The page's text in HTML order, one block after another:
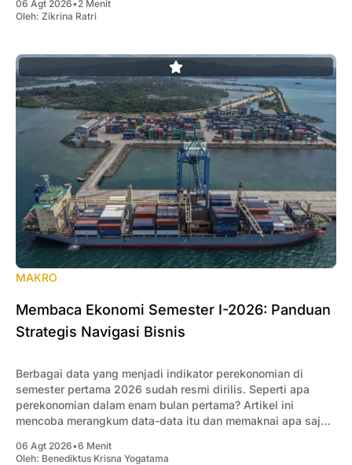
06 Agt 2026•2 Menit
Oleh: Zikrina Ratri
MAKRO
Membaca Ekonomi Semester I-2026: Panduan
Strategis Navigasi Bisnis
Berbagai data yang menjadi indikator perekonomian di
semester pertama 2026 sudah resmi dirilis. Seperti apa
perekonomian dalam enam bulan pertama? Artikel ini
mencoba merangkum data-data itu dan memaknai apa saja
06 Agt 2026•6 Menit
Oleh: Benediktus Krisna Yogatama